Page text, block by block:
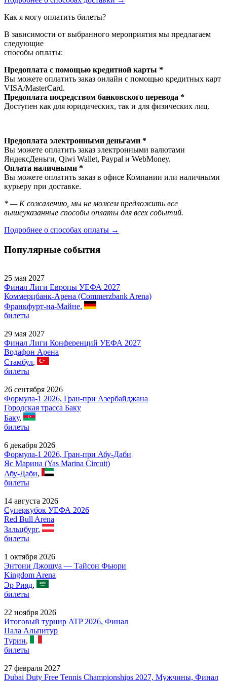
Как я могу оплатить билеты?
В зависимости от выбранного мероприятия мы предлагаем
следующие
способы оплаты:
Предоплата с помощью кредитной карты *
Вы можете оплатить заказ онлайн с помощью кредитных карт
VISA/MasterСard.
Предоплата посредством банковского перевода *
Доступен как для юридических, так и для физических лиц.
Предоплата электронными деньгами *
Вы можете оплатить заказ электронными валютами
ЯндексДеньги, Qiwi Wallet, Paypal и WebMoney.
Оплата наличными *
Вы можете оплатить заказ в офисе Компании или наличными
курьеру при доставке.
* — К сожалению, мы не можем предложить все
вышеуказанные способы оплаты для всех событий.
Подробнее о способах оплаты →
Популярные события
25 мая 2027
Финал Лиги Европы УЕФА 2027
Коммерцбанк-Арена (Commerzbank Arena)
Франкфурт-на-Майне,
билеты
29 мая 2027
Финал Лиги Конференций УЕФА 2027
Водафон Арена
Стамбул,
билеты
26 сентября 2026
Формула-1 2026, Гран-при Азербайджана
Городская трасса Баку
Баку,
билеты
6 декабря 2026
Формула-1 2026, Гран-при Абу-Даби
Яс Марина (Yas Marina Circuit)
Абу-Даби,
билеты
14 августа 2026
Суперкубок УЕФА 2026
Red Bull Arena
Зальцбург,
билеты
1 октября 2026
Энтони Джошуа — Тайсон Фьюри
Kingdom Arena
Эр Рияд,
билеты
22 ноября 2026
Итоговый турнир ATP 2026, Финал
Пала Альпитур
Турин,
билеты
27 февраля 2027
Dubai Duty Free Tennis Championships 2027, Мужчины, Финал